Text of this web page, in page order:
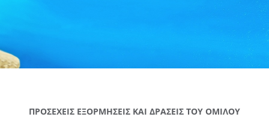
ΠΡΟΣΕΧΕΙΣ ΕΞΟΡΜΗΣΕΙΣ ΚΑΙ ΔΡΑΣΕΙΣ ΤΟΥ ΟΜΙΛΟΥ